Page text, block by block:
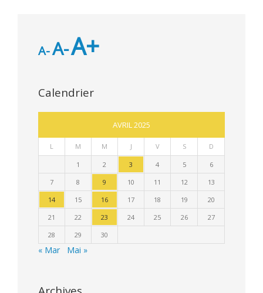
A-A-A+
Calendrier
AVRIL 2025
L M M J V S D
1 2 3 4 5
6
7
8 9 10 11 12
13
14
15 16 17 18 19
20
21
22 23 24 25 26
27
28
29 30
« Mar Mai »